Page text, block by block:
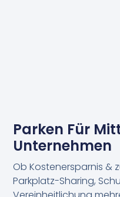
Parken Für
Unternehmen
Ob Kostenersparnis &
Parkplatz-Sharing,